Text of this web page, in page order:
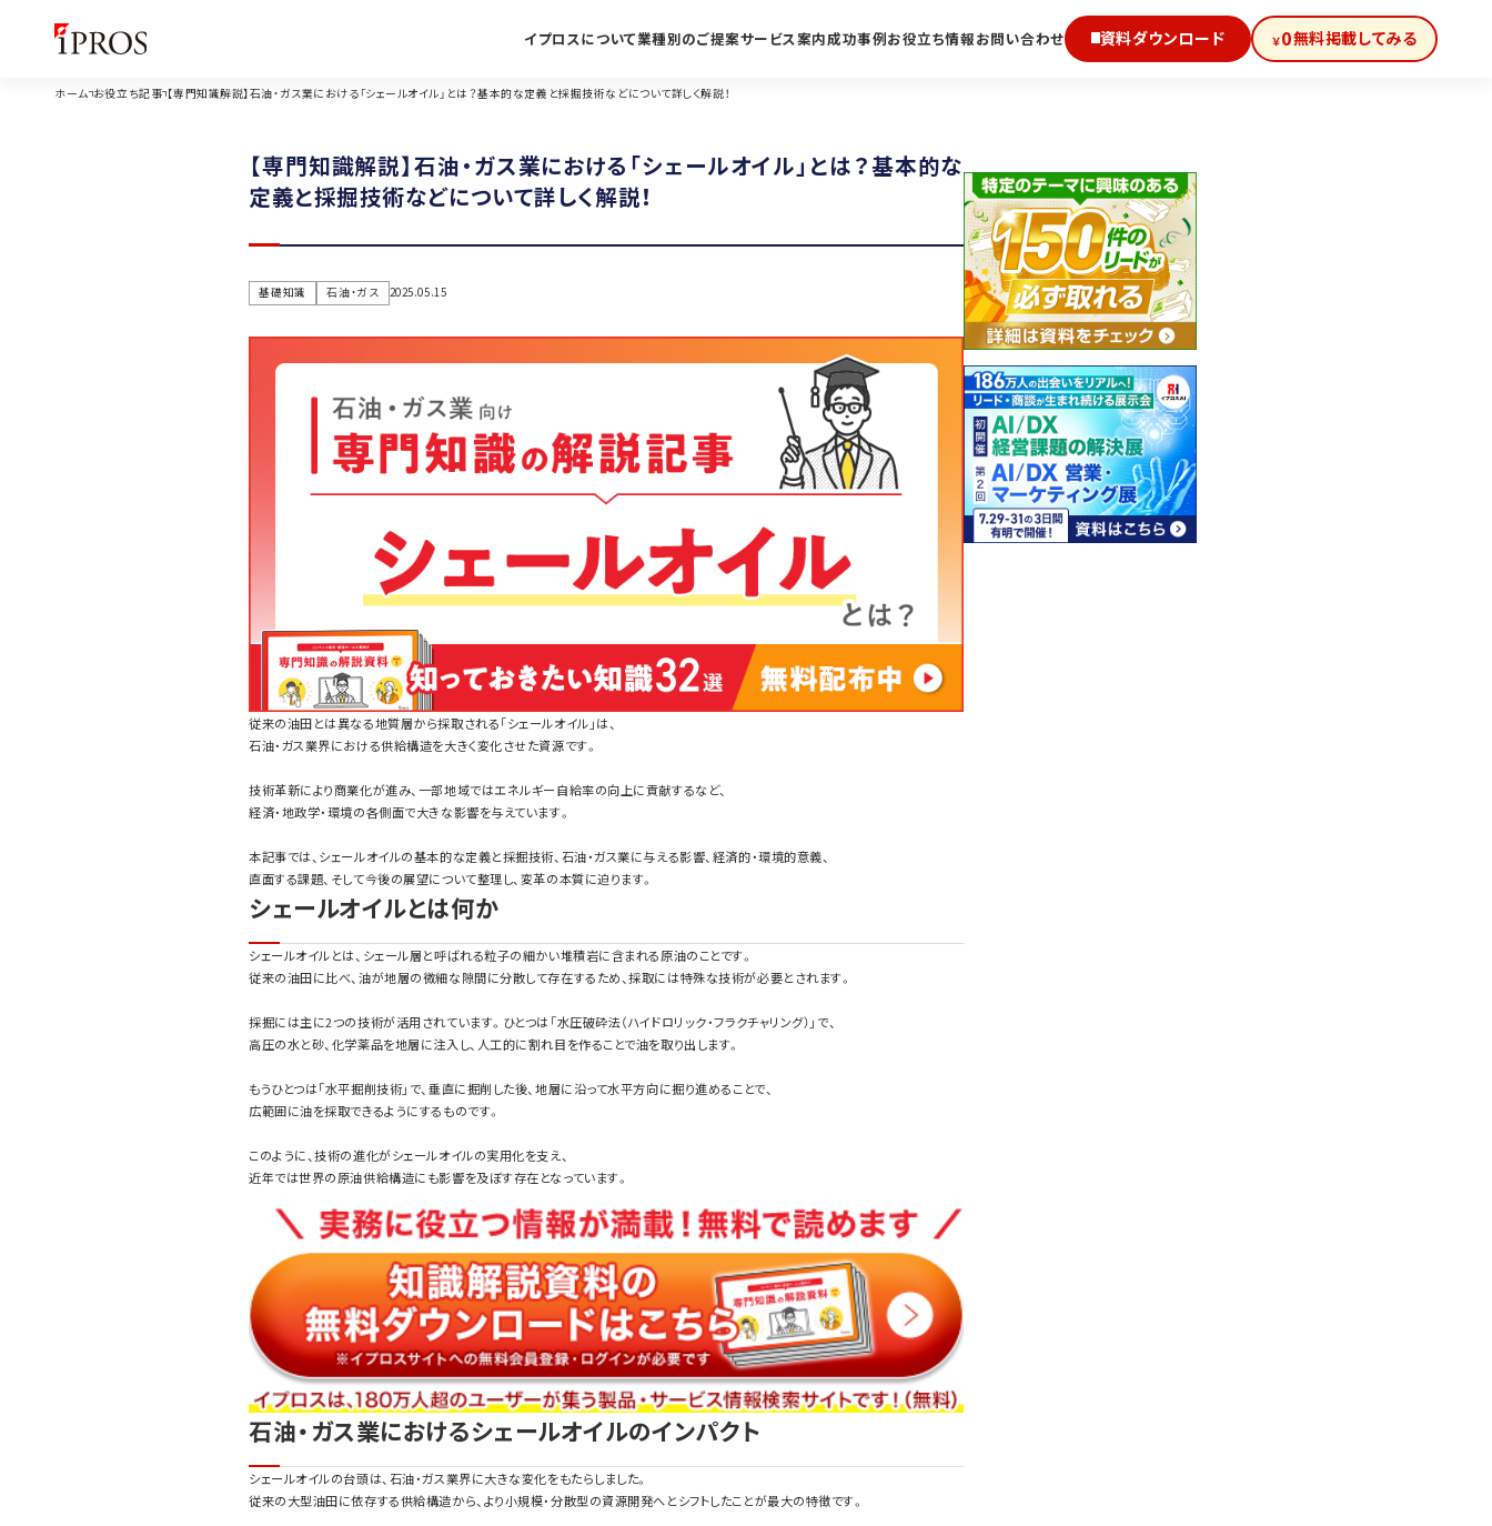
イプロスについて業種別のご提案サービス案内成功事例お役立ち情報お問い合わせ 資料ダウンロード ￥0無料掲載してみる
ホーム お役立ち記事 【専門知識解説】石油・ガス業における「シェールオイル」とは？基本的な定義と採掘技術などについて詳しく解説！
【専門知識解説】石油・ガス業における「シェールオイル」とは？基本的な
定義と採掘技術などについて詳しく解説！
基礎知識 石油・ガス 2025.05.15
従来の油田とは異なる地質層から採取される「シェールオイル」は、
石油・ガス業界における供給構造を大きく変化させた資源です。
技術革新により商業化が進み、一部地域ではエネルギー自給率の向上に貢献するなど、
経済・地政学・環境の各側面で大きな影響を与えています。
本記事では、シェールオイルの基本的な定義と採掘技術、石油・ガス業に与える影響、経済的・環境的意義、
直面する課題、そして今後の展望について整理し、変革の本質に迫ります。
シェールオイルとは何か
シェールオイルとは、シェール層と呼ばれる粒子の細かい堆積岩に含まれる原油のことです。
従来の油田に比べ、油が地層の微細な隙間に分散して存在するため、採取には特殊な技術が必要とされます。
採掘には主に2つの技術が活用されています。ひとつは「水圧破砕法（ハイドロリック・フラクチャリング）」で、
高圧の水と砂、化学薬品を地層に注入し、人工的に割れ目を作ることで油を取り出します。
もうひとつは「水平掘削技術」で、垂直に掘削した後、地層に沿って水平方向に掘り進めることで、
広範囲に油を採取できるようにするものです。
このように、技術の進化がシェールオイルの実用化を支え、
近年では世界の原油供給構造にも影響を及ぼす存在となっています。
石油・ガス業におけるシェールオイルのインパクト
シェールオイルの台頭は、石油・ガス業界に大きな変化をもたらしました。
従来の大型油田に依存する供給構造から、より小規模・分散型の資源開発へとシフトしたことが最大の特徴です。